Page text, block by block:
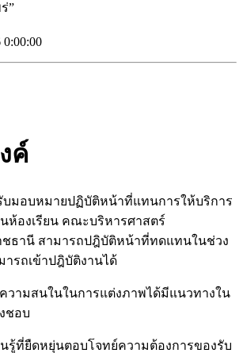
”
0:00:00
ค์
อบหมายปฏิบัติหน้าที่แทนการให้บริการ
ห้องเรียน คณะบริหารศาสตร์
ชธานี สามารถปฎิบัติหน้าที่ทดแทนในช่วง
รถเข้าปฎิบัติงานได้
มสนในในการแต่งภาพได้มีแนวทางใน
ชอบ
ที่ยืดหยุ่นตอบโจทย์ความต้องการของรับ